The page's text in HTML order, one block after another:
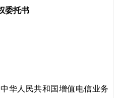
委托书
人民共和国增值电信业务